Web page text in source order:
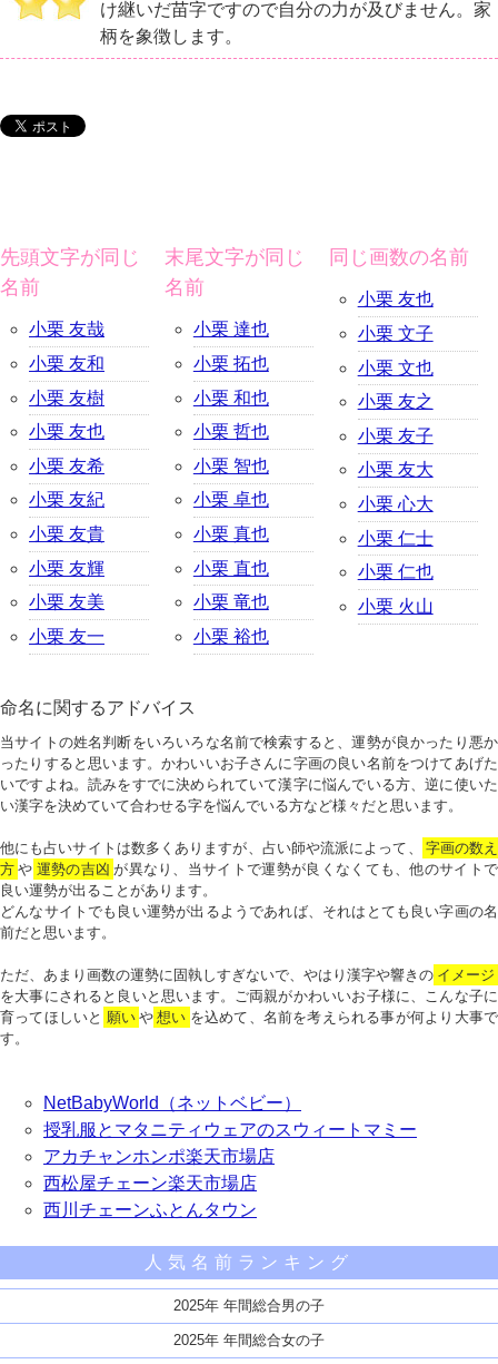
け継いだ苗字ですので自分の力が及びません。家
柄を象徴します。
先頭文字が同じ
名前
小栗 友哉
小栗 友和
小栗 友樹
小栗 友也
小栗 友希
小栗 友紀
小栗 友貴
小栗 友輝
小栗 友美
小栗 友一
末尾文字が同じ
名前
小栗 達也
小栗 拓也
小栗 和也
小栗 哲也
小栗 智也
小栗 卓也
小栗 真也
小栗 直也
小栗 竜也
小栗 裕也
同じ画数の名前
小栗 友也
小栗 文子
小栗 文也
小栗 友之
小栗 友子
小栗 友大
小栗 心大
小栗 仁士
小栗 仁也
小栗 火山
命名に関するアドバイス
当サイトの姓名判断をいろいろな名前で検索すると、運勢が良かったり悪か
ったりすると思います。かわいいお子さんに字画の良い名前をつけてあげた
いですよね。読みをすでに決められていて漢字に悩んでいる方、逆に使いた
い漢字を決めていて合わせる字を悩んでいる方など様々だと思います。
他にも占いサイトは数多くありますが、占い師や流派によって、
字画の数え
方 や 運勢の吉凶 が異なり、当サイトで運勢が良くなくても、他のサイトで
良い運勢が出ることがあります。
どんなサイトでも良い運勢が出るようであれば、それはとても良い字画の名
前だと思います。
ただ、あまり画数の運勢に固執しすぎないで、やはり漢字や響きの イメージ
を大事にされると良いと思います。ご両親がかわいいお子様に、こんな子に
育ってほしいと 願い や 想い を込めて、名前を考えられる事が何より大事で
す。
NetBabyWorld（ネットベビー）
授乳服とマタニティウェアのスウィートマミー
アカチャンホンポ楽天市場店
西松屋チェーン楽天市場店
西川チェーンふとんタウン
人気名前ランキング
2025年 年間総合男の子
2025年 年間総合女の子